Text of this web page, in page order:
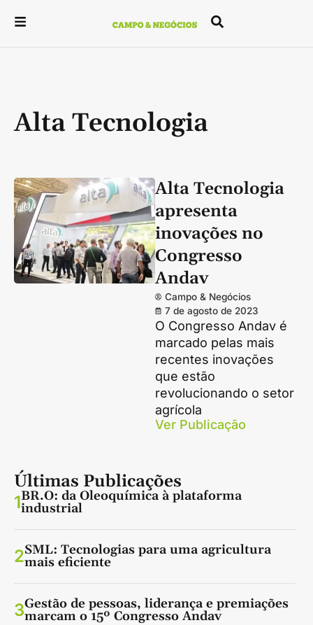
Alta Tecnologia
Alta Tecnologia
apresenta
inovações no
Congresso
Andav
Campo & Negócios
7 de agosto de 2023
O Congresso Andav é
marcado pelas mais
recentes inovações
que estão
revolucionando o setor
agrícola
Ver Publicação
Últimas Publicações
1BR.O: da Oleoquímica à plataforma
industrial
2SML: Tecnologias para uma agricultura
mais eficiente
3Gestão de pessoas, liderança e premiações
marcam o 15º Congresso Andav